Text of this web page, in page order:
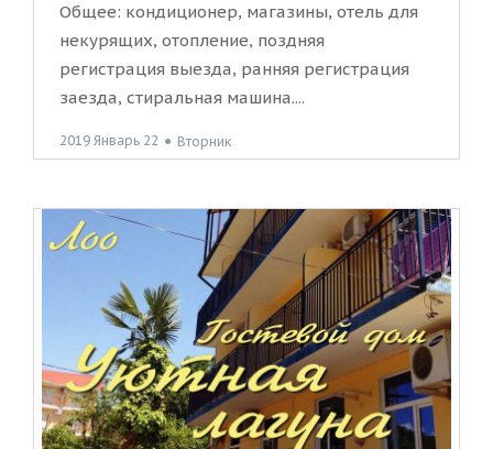
Общее: кондиционер, магазины, отель для
некурящих, отопление, поздняя
регистрация выезда, ранняя регистрация
заезда, стиральная машина....
2019 Январь 22 ● Вторник